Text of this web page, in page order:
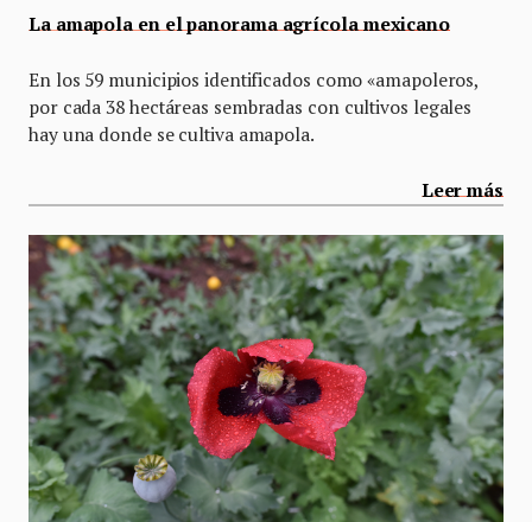
La amapola en el panorama agrícola mexicano
En los 59 municipios identificados como «amapoleros,
por cada 38 hectáreas sembradas con cultivos legales
hay una donde se cultiva amapola.
Leer más